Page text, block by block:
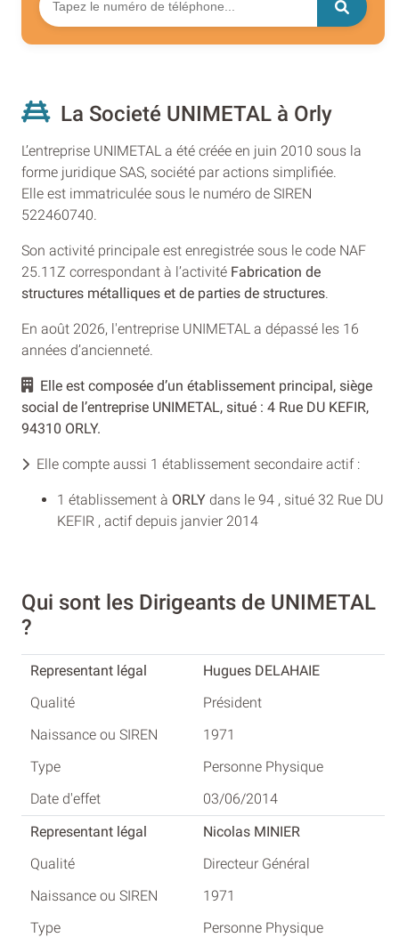
La Societé UNIMETAL à Orly
L’entreprise UNIMETAL a été créée en juin 2010 sous la
forme juridique SAS, société par actions simplifiée.
Elle est immatriculée sous le numéro de SIREN
522460740.
Son activité principale est enregistrée sous le code NAF
25.11Z correspondant à l’activité Fabrication de
structures métalliques et de parties de structures
En août 2026, l'entreprise UNIMETAL a dépassé les 16
années d’ancienneté.
Elle est composée d’un établissement principal, siège
social de l’entreprise UNIMETAL, situé : 4 Rue DU KEFIR,
94310 ORLY.
Elle compte aussi 1 établissement secondaire actif :
1 établissement à ORLY dans le 94 , situé 32 Rue DU
KEFIR , actif depuis janvier 2014
Qui sont les Dirigeants de UNIMETAL
?
Hugues DELAHAIE
Président
1971
Personne Physique
03/06/2014
Nicolas MINIER
Directeur Général
1971
Personne Physique